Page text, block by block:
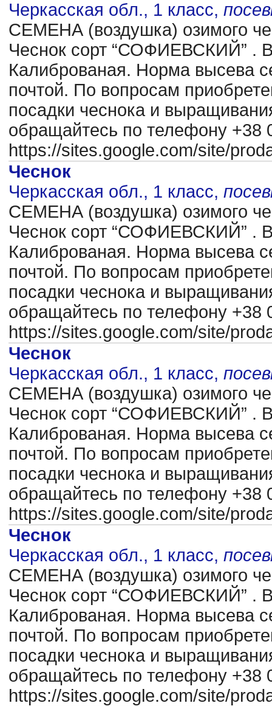
Черкасская обл., 1 класс,
CЕМЕНА (воздушка) озимого
Чеснок сорт “СОФИЕВСКИЙ” .
Калиброваная. Норма высева
почтой. По вопросам
посадки чеснока и
обращайтесь по телефону +38
https://sites.google.com/site/
Чеснок
Черкасская обл., 1 класс,
CЕМЕНА (воздушка) озимого
Чеснок сорт “СОФИЕВСКИЙ” .
Калиброваная. Норма высева
почтой. По вопросам
посадки чеснока и
обращайтесь по телефону +38
https://sites.google.com/site/
Чеснок
Черкасская обл., 1 класс,
CЕМЕНА (воздушка) озимого
Чеснок сорт “СОФИЕВСКИЙ” .
Калиброваная. Норма высева
почтой. По вопросам
посадки чеснока и
обращайтесь по телефону +38
https://sites.google.com/site/
Чеснок
Черкасская обл., 1 класс,
CЕМЕНА (воздушка) озимого
Чеснок сорт “СОФИЕВСКИЙ” .
Калиброваная. Норма высева
почтой. По вопросам
посадки чеснока и
обращайтесь по телефону +38
https://sites.google.com/site/